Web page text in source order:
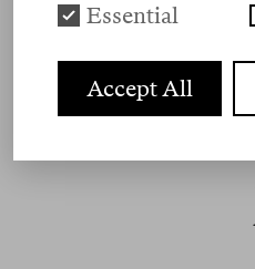
Essential
Accept All